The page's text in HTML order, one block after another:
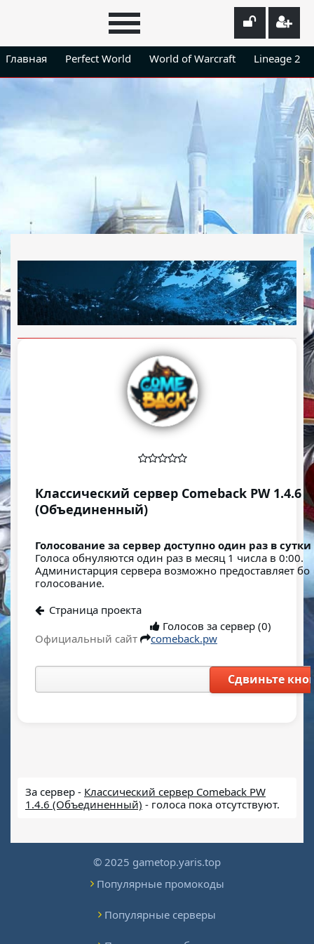
Главная Perfect World World of Warcraft Lineage 2
Классический сервер Comeback PW 1.4.6
(Объединенный)
Голосование за сервер доступно один раз в сутки.
Голоса обнуляются один раз в месяц 1 числа в 0:00.
Администарция сервера возможно предоставляет
голосование.
Страница проекта
Голосов за сервер (0)
Официальный сайт
comeback.pw
Сдвиньте
За сервер - Классический сервер Comeback PW
1.4.6 (Объединенный) - голоса пока отсутствуют.
© 2025 gametop.yaris.top
Популярные промокоды
Популярные серверы